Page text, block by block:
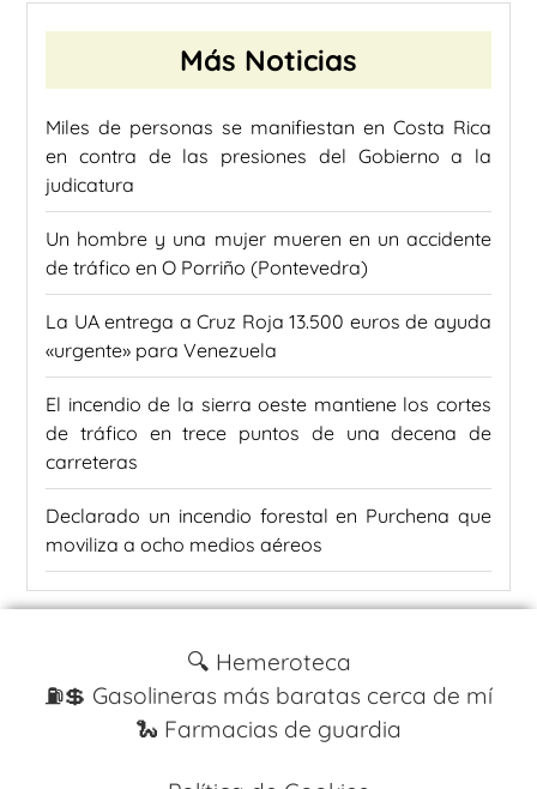
Más Noticias
Miles de personas se manifiestan en Costa Rica
en contra de las presiones del Gobierno a la
judicatura
Un hombre y una mujer mueren en un accidente
de tráfico en O Porriño (Pontevedra)
La UA entrega a Cruz Roja 13.500 euros de ayuda
«urgente» para Venezuela
El incendio de la sierra oeste mantiene los cortes
de tráfico en trece puntos de una decena de
carreteras
Declarado un incendio forestal en Purchena que
moviliza a ocho medios aéreos
🔍 Hemeroteca
⛽️💲 Gasolineras más baratas cerca de mí
🐍 Farmacias de guardia